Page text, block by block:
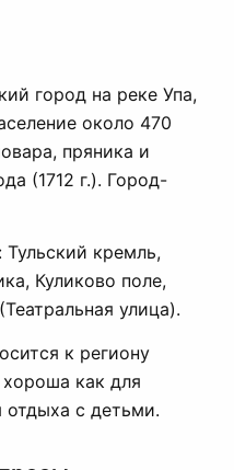
город на реке Упа,
около 470
пряника и
(1712 г.). Город-
Тульский кремль,
Куликово поле,
улица).
к региону
хороша как для
отдыха с детьми.